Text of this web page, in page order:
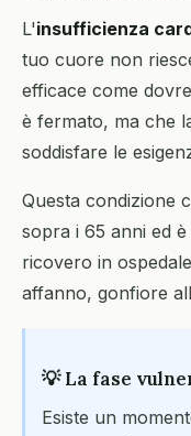
L'insufficienza
tuo cuore non
efficace come
è fermato, ma che
soddisfare le
Questa condizione
sopra i 65 anni ed
ricovero in
affanno, gonfiore
💡 La fase
Esiste un